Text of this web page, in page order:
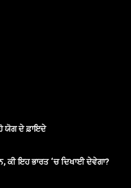
ਯੋਗ ਦੇ ਫ਼ਾਇਦੇ
ਕੀ ਇਹ ਭਾਰਤ ‘ਚ ਦਿਖਾਈ ਦੇਵੇਗਾ?